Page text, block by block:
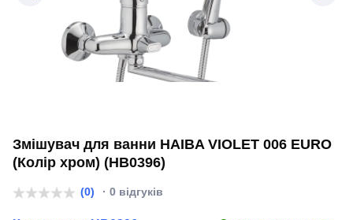
Змішувач для ванни HAIBA VIOLET 006 EURO
(Колір хром) (HB0396)
(0) · 0 відгуків